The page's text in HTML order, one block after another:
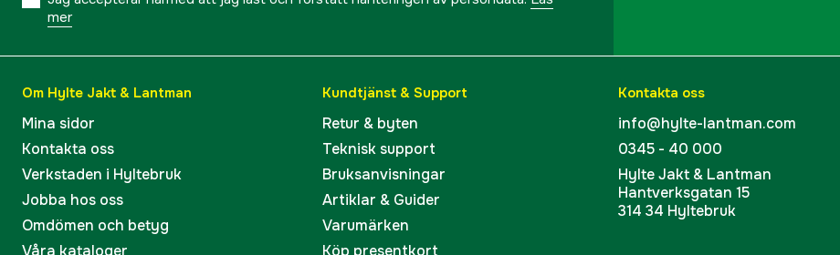
mer
Om Hylte Jakt & Lantman
Mina sidor
Kontakta oss
Verkstaden i Hyltebruk
Jobba hos oss
Omdömen och betyg
Våra kataloger
Kundtjänst & Support
Retur & byten
Teknisk support
Bruksanvisningar
Artiklar & Guider
Varumärken
Köp presentkort
Kontakta oss
info@hylte-lantman.com
0345 - 40 000
Hylte Jakt & Lantman
Hantverksgatan 15
314 34 Hyltebruk